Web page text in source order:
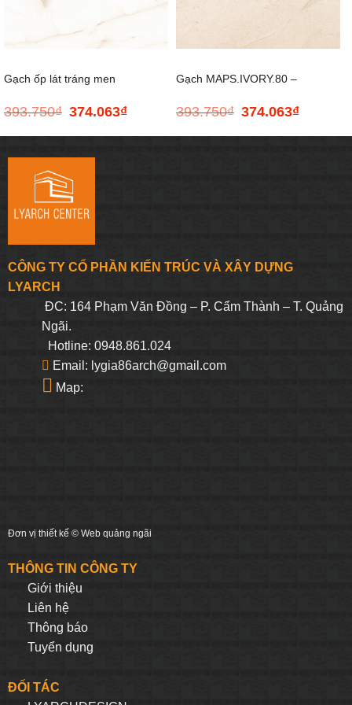
Gạch ốp lát tráng men
393.750₫ Giá
393.750₫.
374.063₫Giá
Gạch MAPS.IVORY.80 –
393.750₫ Giá
374.063₫Giá
CÔNG TY CỔ PHẦN KIẾN TRÚC VÀ XÂY DỰNG
LYARCH
ĐC: 164 Phạm Văn Đồng – P. Cẩm Thành – T. Quảng
Ngãi.
Hotline: 0948.861.024
Email: lygia86arch@gmail.com
Map:
Đơn vị thiết kế © Web quảng ngãi
THÔNG TIN CÔNG TY
Giới thiệu
Liên hệ
Thông báo
Tuyển dụng
ĐỐI TÁC